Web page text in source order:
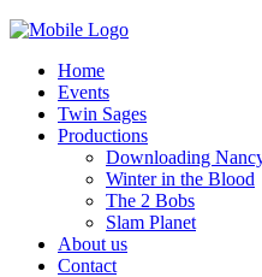
Home
Events
Twin Sages
Productions
Downloading
Winter in the Blood
The 2 Bobs
Slam Planet
About us
Contact